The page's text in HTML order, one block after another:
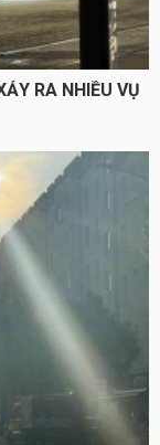
RA NHIỀU VỤ